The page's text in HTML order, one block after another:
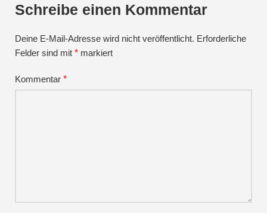
Schreibe einen Kommentar
Deine E-Mail-Adresse wird nicht veröffentlicht. Erforderliche
Felder sind mit * markiert
Kommentar *